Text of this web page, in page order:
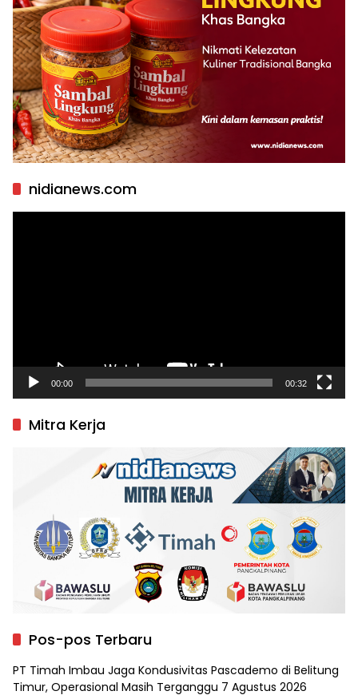
nidianews.com
00:00 00:32
Mitra Kerja
Pos-pos Terbaru
PT Timah Imbau Jaga Kondusivitas Pascademo di Belitung
Timur, Operasional Masih Terganggu 7 Agustus 2026